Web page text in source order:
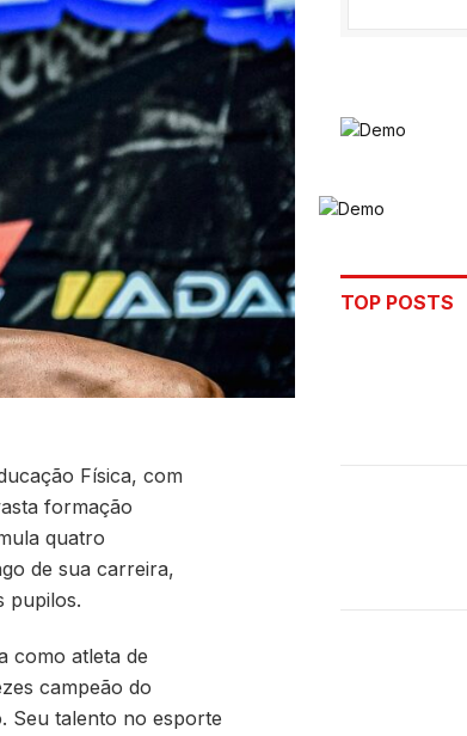
Física, com
formação
quatro
de sua carreira,
pupilos.
como atleta de
campeão do
Seu talento no esporte
TOP POSTS